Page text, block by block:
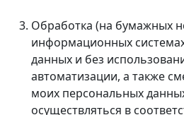
Обработка (на бумажных
информационных
данных и без
автоматизации, а также
моих персональных
осуществляться в